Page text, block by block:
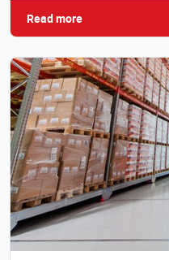
Read more